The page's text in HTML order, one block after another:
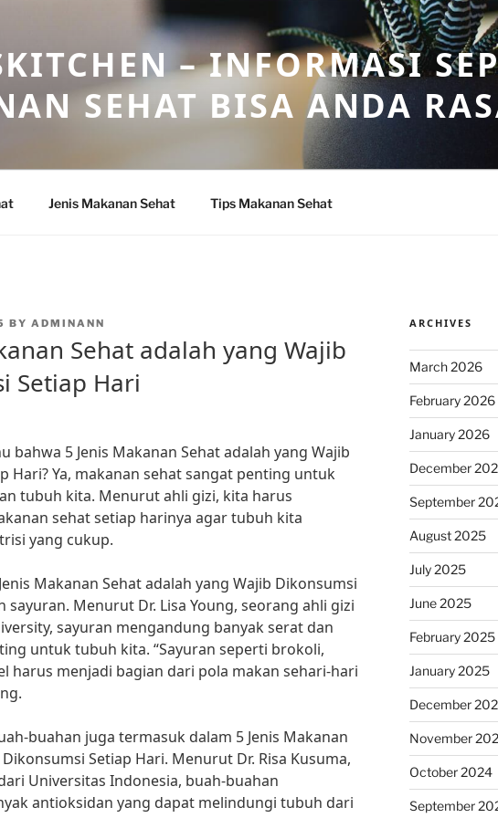
– INFORMASI
SEHAT BISA ANDA
Jenis Makanan Sehat Tips Makanan Sehat
BY ADMINANN
Sehat adalah yang Wajib
Setiap Hari
bahwa 5 Jenis Makanan Sehat adalah yang Wajib
Hari? Ya, makanan sehat sangat penting untuk
tubuh kita. Menurut ahli gizi, kita harus
sehat setiap harinya agar tubuh kita
yang cukup.
Makanan Sehat adalah yang Wajib Dikonsumsi
sayuran. Menurut Dr. Lisa Young, seorang ahli gizi
sayuran mengandung banyak serat dan
untuk tubuh kita. “Sayuran seperti brokoli,
harus menjadi bagian dari pola makan sehari-hari
buahan juga termasuk dalam 5 Jenis Makanan
Setiap Hari. Menurut Dr. Risa Kusuma,
Universitas Indonesia, buah-buahan
antioksidan yang dapat melindungi tubuh dari
ARCHIVES
March 2026
February 2026
January 2026
December
September
August 2025
July 2025
June 2025
February 2025
January 2025
December
November
October 2024
September